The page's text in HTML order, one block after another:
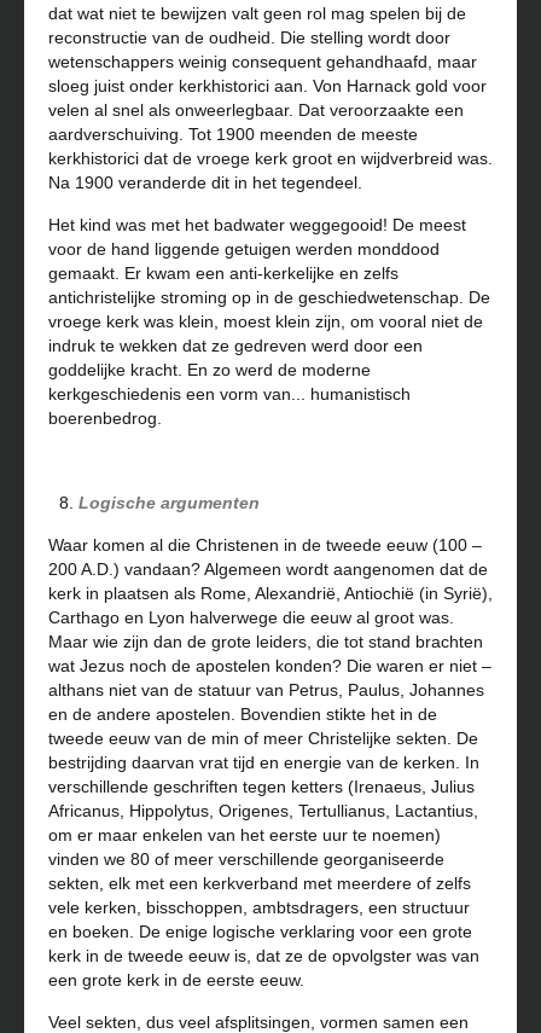
dat wat niet te bewijzen valt geen rol mag spelen bij de
reconstructie van de oudheid. Die stelling wordt door
wetenschappers weinig consequent gehandhaafd, maar
sloeg juist onder kerkhistorici aan. Von Harnack gold voor
velen al snel als onweerlegbaar. Dat veroorzaakte een
aardverschuiving. Tot 1900 meenden de meeste
kerkhistorici dat de vroege kerk groot en wijdverbreid was.
Na 1900 veranderde dit in het tegendeel.
Het kind was met het badwater weggegooid! De meest
voor de hand liggende getuigen werden monddood
gemaakt. Er kwam een anti-kerkelijke en zelfs
antichristelijke stroming op in de geschiedwetenschap. De
vroege kerk was klein, moest klein zijn, om vooral niet de
indruk te wekken dat ze gedreven werd door een
goddelijke kracht. En zo werd de moderne
kerkgeschiedenis een vorm van... humanistisch
boerenbedrog.
Logische argumenten
Waar komen al die Christenen in de tweede eeuw (100 –
200 A.D.) vandaan? Algemeen wordt aangenomen dat de
kerk in plaatsen als Rome, Alexandrië, Antiochië (in Syrië),
Carthago en Lyon halverwege die eeuw al groot was.
Maar wie zijn dan de grote leiders, die tot stand brachten
wat Jezus noch de apostelen konden? Die waren er niet –
althans niet van de statuur van Petrus, Paulus, Johannes
en de andere apostelen. Bovendien stikte het in de
tweede eeuw van de min of meer Christelijke sekten. De
bestrijding daarvan vrat tijd en energie van de kerken. In
verschillende geschriften tegen ketters (Irenaeus, Julius
Africanus, Hippolytus, Origenes, Tertullianus, Lactantius,
om er maar enkelen van het eerste uur te noemen)
vinden we 80 of meer verschillende georganiseerde
sekten, elk met een kerkverband met meerdere of zelfs
vele kerken, bisschoppen, ambtsdragers, een structuur
en boeken. De enige logische verklaring voor een grote
kerk in de tweede eeuw is, dat ze de opvolgster was van
een grote kerk in de eerste eeuw.
Veel sekten, dus veel afsplitsingen, vormen samen een